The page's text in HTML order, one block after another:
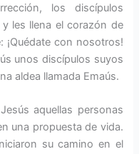
los discípulos
les llena el corazón de
¡Quédate con nosotros!
unos discípulos suyos
aldea llamada Emaús.
aquellas personas
una propuesta de vida.
su camino en el